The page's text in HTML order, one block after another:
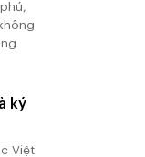
ký
Việt